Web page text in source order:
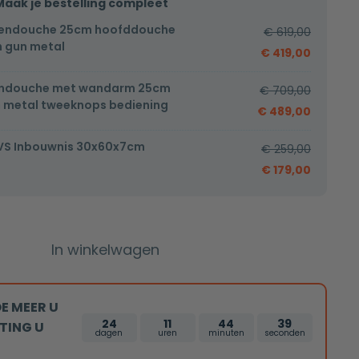
je bestelling compleet
25cm hoofddouche
metal
€619,00
€ 419,00
met wandarm 25cm
metal tweeknops bediening
€709,00
€ 489,00
Inbouwnis 30x60x7cm €259,00
€ 179,00
In winkelwagen
MEER U
U
24
dagen
11
uren
44
minuten
38
seconden